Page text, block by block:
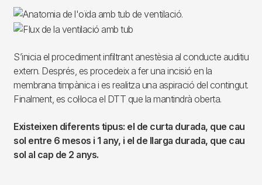
S’inicia el procediment infiltrant anestèsia al conducte auditiu
extern. Després, es procedeix a fer una incisió en la
membrana timpànica i es realitza una aspiració del contingut.
Finalment, es col·loca el DTT que la mantindrà oberta.
Existeixen diferents tipus: el de curta durada, que cau
sol entre 6 mesos i 1 any, i el de llarga durada, que cau
sol al cap de 2 anys.